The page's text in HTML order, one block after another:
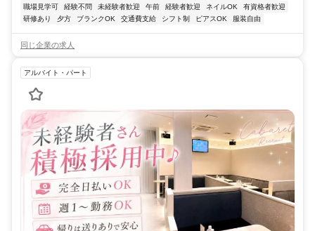
職場見学可
経験不問 未経験者歓迎 午前 経験者歓迎 ネイルOK
有資格者歓迎
研修あり
夕方 ブランクOK 交通費支給 シフト制 ピアスOK 服装自由
同じ企業の求人
アルバイト・パート